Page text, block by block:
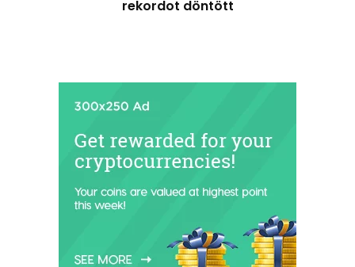
rekordot döntött